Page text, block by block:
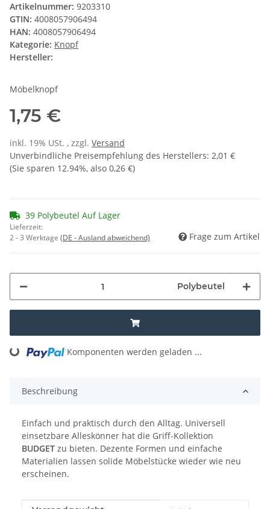
Artikelnummer: 9203310
GTIN: 4008057906494
HAN: 4008057906494
Kategorie: Knopf
Hersteller:
Möbelknopf
1,75 €
inkl. 19% USt. , zzgl. Versand
Unverbindliche Preisempfehlung des Herstellers: 2,01 €
(Sie sparen 12.94%, also 0,26 €)
39 Polybeutel Auf Lager
Lieferzeit:
2 - 3 Werktage (DE - Ausland abweichend) Frage zum Artikel
Polybeutel
Loading... Komponenten werden geladen ...
Beschreibung
Einfach und praktisch durch den Alltag. Universell
einsetzbare Alleskönner hat die Griff-Kollektion
BUDGET zu bieten. Dezente Formen und einfache
Materialien lassen solide Möbelstücke wieder wie neu
erscheinen.